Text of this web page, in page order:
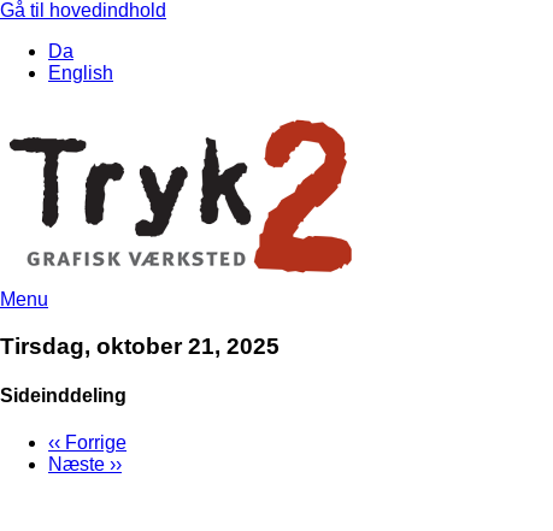
Gå til hovedindhold
Da
English
Menu
Tirsdag, oktober 21, 2025
Sideinddeling
‹‹ Forrige
Næste ››